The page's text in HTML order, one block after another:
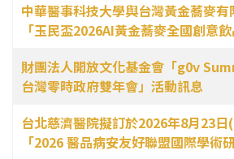
中華醫事科技大學與台灣黃金蕎麥
「玉民盃2026AI黃金蕎麥全國創意飲
財團法人開放文化基金會「g0v
台灣零時政府雙年會」活動訊息
台北慈濟醫院擬訂於2026年8月23
「2026 醫品病安友好聯盟國際學術